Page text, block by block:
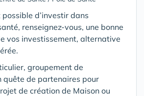
d’investir dans
renseignez-vous, une bonne
vos investissement, alternative
groupement de
quête de partenaires pour
de création de Maison ou